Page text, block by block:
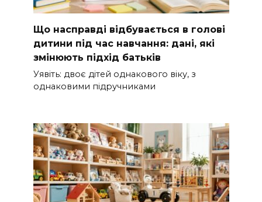
Що насправді відбувається в голові
дитини під час навчання: дані, які
змінюють підхід батьків
Уявіть: двоє дітей однакового віку, з
однаковими підручниками